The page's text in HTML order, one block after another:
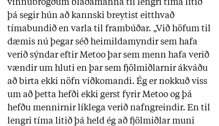
vinnubrögðum blaðamanna til lengri tíma litið
þá segir hún að kannski breytist eitthvað
tímabundið en varla til frambúðar. „Við höfum til
dæmis nú þegar séð heimildamyndir sem hafa
verið sýndar eftir Metoo þar sem menn hafa verið
vændir um hluti en þar sem fjölmiðlarnir ákváðu
að birta ekki nöfn viðkomandi. Ég er nokkuð viss
um að þetta hefði ekki gerst fyrir Metoo og þá
hefðu mennirnir líklega verið nafngreindir. En til
lengri tíma litið þá held ég að fjölmiðlar muni